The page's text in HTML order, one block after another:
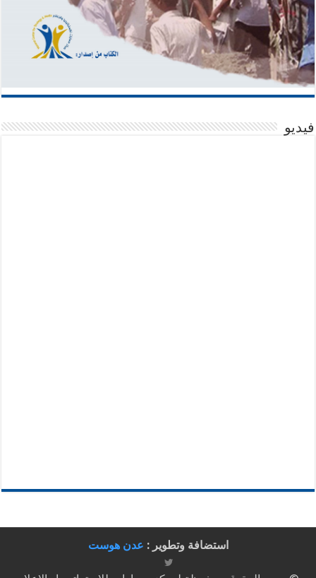
فيديو
استضافة وتطوير : عدن هوست